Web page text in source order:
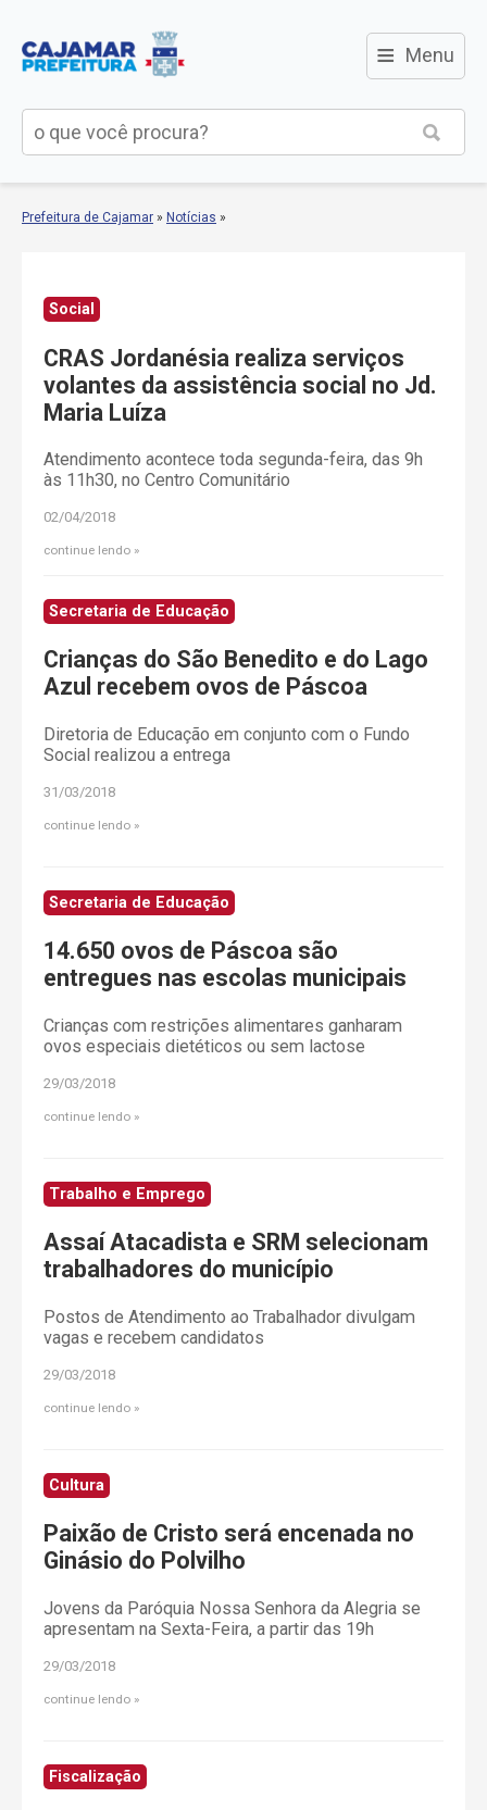
≡ Menu
Prefeitura de Cajamar » Notícias »
Social
CRAS Jordanésia realiza serviços
volantes da assistência social no Jd.
Maria Luíza
Atendimento acontece toda segunda-feira, das 9h
às 11h30, no Centro Comunitário
02/04/2018
continue lendo
Secretaria de Educação
Crianças do São Benedito e do Lago
Azul recebem ovos de Páscoa
Diretoria de Educação em conjunto com o Fundo
Social realizou a entrega
31/03/2018
continue lendo
Secretaria de Educação
14.650 ovos de Páscoa são
entregues nas escolas municipais
Crianças com restrições alimentares ganharam
ovos especiais dietéticos ou sem lactose
29/03/2018
continue lendo
Trabalho e Emprego
Assaí Atacadista e SRM selecionam
trabalhadores do município
Postos de Atendimento ao Trabalhador divulgam
vagas e recebem candidatos
29/03/2018
continue lendo
Cultura
Paixão de Cristo será encenada no
Ginásio do Polvilho
Jovens da Paróquia Nossa Senhora da Alegria se
apresentam na Sexta-Feira, a partir das 19h
29/03/2018
continue lendo
Fiscalização